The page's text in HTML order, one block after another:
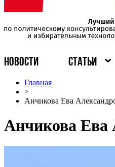
НОВОСТИ СТАТЬИ
Главная
>
Анчикова Ева
Анчикова Ева